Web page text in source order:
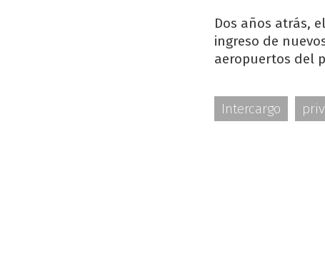
Dos años atrás,
ingreso de
aeropuertos del
Intercargo